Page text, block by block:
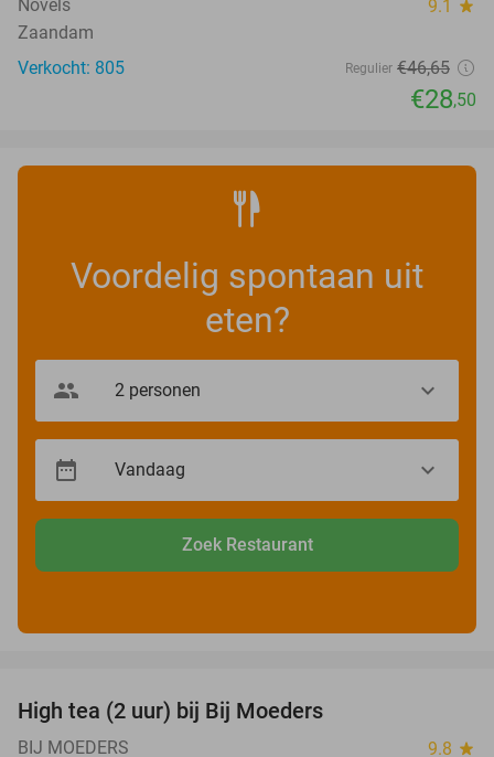
Novels 9.1 star
Zaandam
Verkocht: 805
Regulier €46,65
€28,50
Voordelig spontaan uit
eten?
Zoek Restaurant
High tea (2 uur) bij Bij Moeders
BIJ MOEDERS 9.8 star